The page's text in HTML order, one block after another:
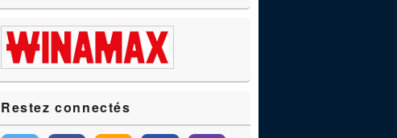
Restez connectés